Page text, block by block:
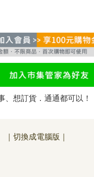
、想訂貨．通通都可以！
｜切換成電腦版｜